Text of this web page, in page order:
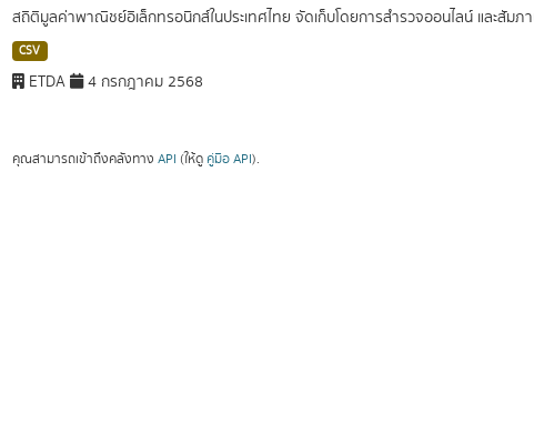
สถิติมูลค่าพาณิชย์อิเล็กทรอนิกส์ในประเทศไทย จัดเก็บโดยการสำรวจออนไลน์ และสั
CSV
ETDA 4 กรกฎาคม 2568
คุณสามารถเข้าถึงคลังทาง API (ให้ดู คู่มือ API).